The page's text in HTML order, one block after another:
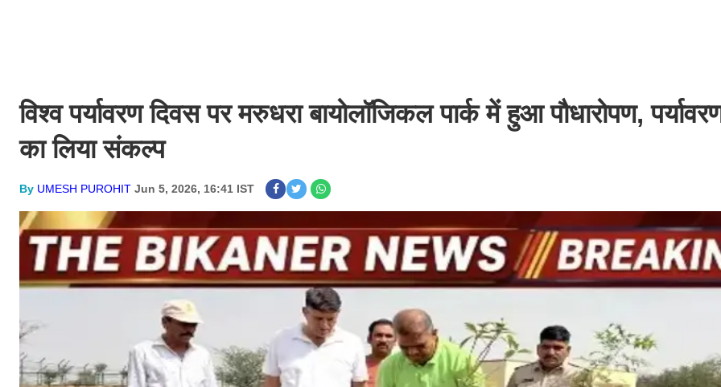
विश्व पर्यावरण दिवस पर मरुधरा बायोलॉजिकल पार्क में हुआ पौधारोपण,
का लिया संकल्प
By UMESH PUROHIT Jun 5, 2026, 16:41 IST